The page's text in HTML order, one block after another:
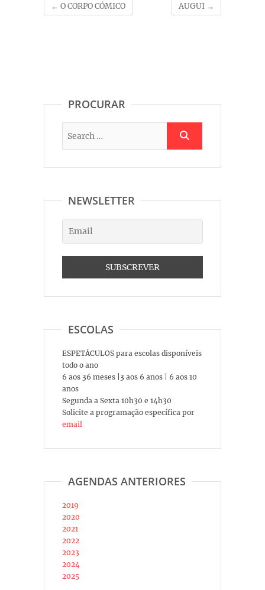
← O CORPO CÓMICO AUGUI →
PROCURAR
NEWSLETTER
ESCOLAS
ESPETÁCULOS para escolas disponíveis
todo o ano
6 aos 36 meses |3 aos 6 anos | 6 aos 10
anos
Segunda a Sexta 10h30 e 14h30
Solicite a programação específica por
email
AGENDAS ANTERIORES
2019
2020
2021
2022
2023
2024
2025